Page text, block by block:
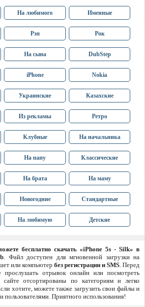
На любимого Именные
Рэп Рок
На сына DubStep
iPhone Nokia
Украинские Казахские
Из рекламы Ретро
Клубные На начальника
На папу Классические
На брата На маму
Новогодние Стандартные
На любимую Детские
бесплатно скачать «iPhone 5s - Silk» в
. Файл доступен для мгновенной загрузки на
или компьютер без регистрации и SMS. Перед
прослушать отрывок онлайн или посмотреть
отсортированы по категориям и легко
хотите, можете также загрузить свои файлы и
пользователями. Приятного использования!